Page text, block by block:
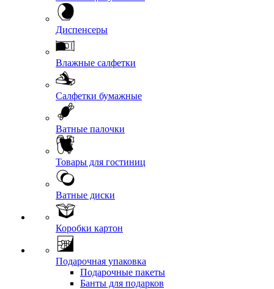
Диспенсеры
Влажные салфетки
Салфетки бумажные
Ватные палочки
Товары для гостиниц
Ватные диски
Коробки картон
Подарочная упаковка
Подарочные пакеты
Банты для подарков